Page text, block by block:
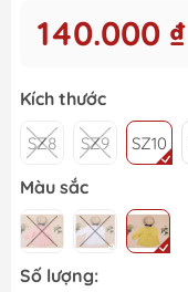
140.000 ₫
Kích thước
SZ8 SZ9 SZ10
Màu sắc
Số lượng: